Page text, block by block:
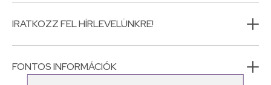
IRATKOZZ FEL HÍRLEVELÜNKRE!
FONTOS INFORMÁCIÓK